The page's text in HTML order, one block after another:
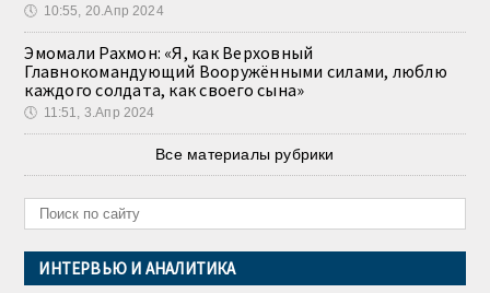
🕔 10:55, 20.Апр 2024
Эмомали Рахмон: «Я, как Верховный
Главнокомандующий Вооружёнными силами, люблю
каждого солдата, как своего сына»
🕔 11:51, 3.Апр 2024
Все материалы рубрики
ИНТЕРВЬЮ И АНАЛИТИКА